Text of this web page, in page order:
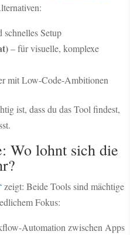
Setup
– für visuelle, komplexe
mit Low-Code-Ambitionen
ist, dass du das Tool findest,
Wo lohnt sich die
zeigt: Beide Tools sind mächtige
Fokus:
Automation zwischen Apps